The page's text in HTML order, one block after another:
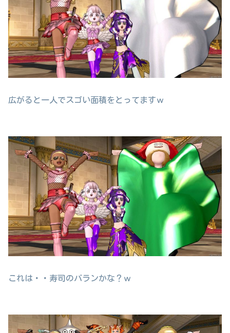
広がると一人でスゴい面積をとってますｗ
これは・・寿司のバランかな？ｗ